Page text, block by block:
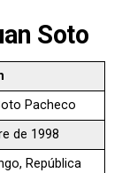
Soto
Pacheco
de 1998
República